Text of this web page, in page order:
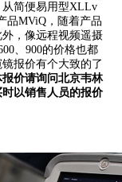
从简便易用型XLLv
品MViQ，随着产品
，像远程视频遥摄
、900的价格也都
报价有个大致的了
价请询问北京韦林
以销售人员的报价